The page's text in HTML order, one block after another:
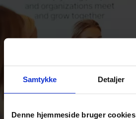
Samtykke Detaljer
Denne hjemmeside bruger cookies